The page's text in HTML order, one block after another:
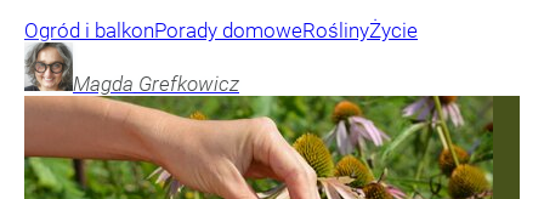
Ogród i balkonPorady domoweRoślinyŻycie
Magda Grefkowicz